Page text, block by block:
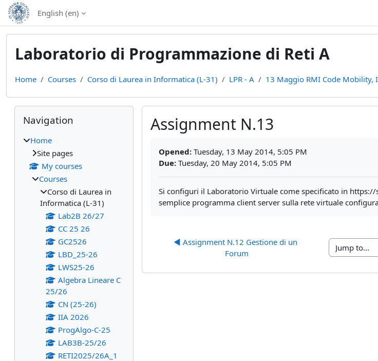
Skip to main content
English ‎(en)‎
Laboratorio di Programmazione di Reti A
Home Courses Corso di Laurea in Informatica (L-31) LPR - A 13 Maggio RMI Code Mobility,
Assignment N.13
Opened: Tuesday, 13 May 2014, 5:05 PM
Due: Tuesday, 20 May 2014, 5:05 PM
Si configuri il Laboratorio Virtuale come specificato in
semplice programma client server sulla rete virtuale
◀︎ Assignment N.12 Gestione di un
Forum
Jump to...
Blocks
Skip Navigation
Navigation
Home
Site pages
My courses
Courses
Corso di Laurea in
Informatica (L-31)
Lab2B 26/27
CC 25 26
GC2526
LBD_25-26
LWS25-26
Algebra Lineare C
25/26
CN (25-26)
IIA 2026
ProgAlgo-C-25
LAB3B-25/26
RETI2025/26A_1